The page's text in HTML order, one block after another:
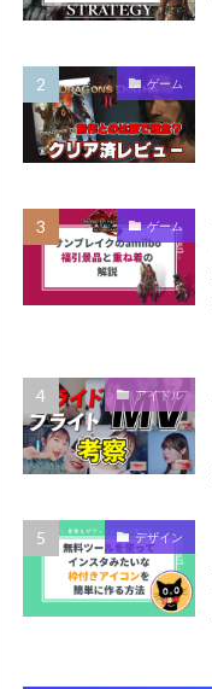
ゲーム
ゲーム
アイドル
デザイン